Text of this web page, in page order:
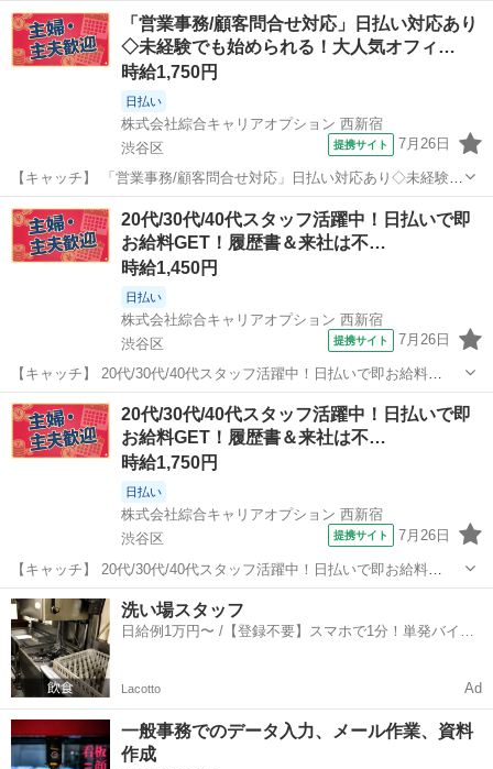
「営業事務/顧客問合せ対応」日払い対応あり
◇未経験でも始められる！大人気オフィ…
時給1,750円
日払い
株式会社綜合キャリアオプション 西新宿
渋谷区
提携サイト 7月26日
【キャッチ】 「営業事務/顧客問合せ対応」日払い対応あり◇未経験で
も始められる！大人気オフィスワーク！40代まで幅広く活躍中☆ 【コ
メント】 《未経験から就業可能なオフィスワーク☆》 「未経験からだ
と不安で…」 「ブランク...
東京 渋谷区 その他
20代/30代/40代スタッフ活躍中！日払いで即
お給料GET！履歴書＆来社は不…
時給1,450円
日払い
株式会社綜合キャリアオプション 西新宿
渋谷区
提携サイト 7月26日
【キャッチ】 20代/30代/40代スタッフ活躍中！日払いで即お給料
GET！履歴書＆来社は不要！自宅で完結WEB応募！高時給1450円～
1813円！口座のデータ入力/監視業務！渋谷駅エリア 【コメント】
《未経験から就業可...
東京 渋谷区 その他
20代/30代/40代スタッフ活躍中！日払いで即
お給料GET！履歴書＆来社は不…
時給1,750円
日払い
株式会社綜合キャリアオプション 西新宿
渋谷区
提携サイト 7月26日
【キャッチ】 20代/30代/40代スタッフ活躍中！日払いで即お給料
GET！履歴書＆来社は不要！自宅で完結WEB応募！高時給1750円！サ
ポート！渋谷駅エリア 【コメント】 《未経験から就業可能なオフィス
ワーク☆》 「未経...
東京 渋谷区 その他
洗い場スタッフ
日給例1万円〜 /【登録不要】スマホで1分！単発バイト
Lacotto Ad
一般事務でのデータ入力、メール作業、資料
作成